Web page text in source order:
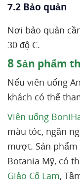
7.2 Bảo quản
Nơi bảo quản
30 độ C.
8 Sản phẩm
Nếu viên uống
khách có thể
Viên uống
màu tóc, ngăn
mượt. Sản phẩm
Botania Mỹ, có
Giảo Cổ Lam,